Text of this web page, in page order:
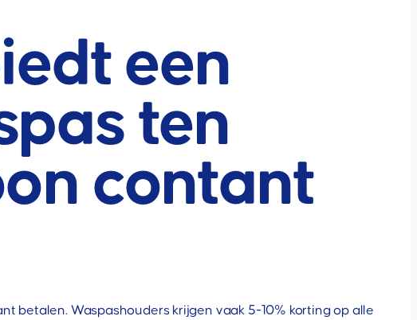
een
ten
contant
betalen. Waspashouders krijgen vaak 5-10% korting op alle